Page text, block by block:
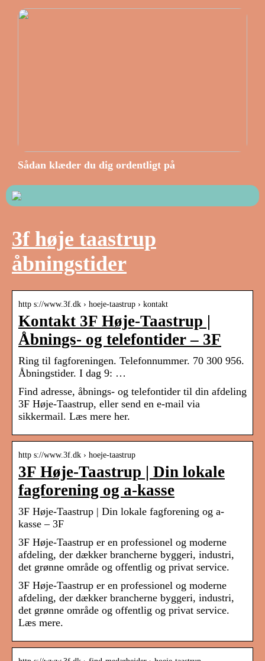
Sådan klæder du dig ordentligt på
3f høje taastrup
åbningstider
http s://www.3f.dk › hoeje-taastrup › kontakt
Kontakt 3F Høje-Taastrup |
Åbnings- og telefontider – 3F
Ring til fagforeningen. Telefonnummer. 70 300 956.
Åbningstider. I dag 9: …
Find adresse, åbnings- og telefontider til din afdeling
3F Høje-Taastrup, eller send en e-mail via
sikkermail. Læs mere her.
http s://www.3f.dk › hoeje-taastrup
3F Høje-Taastrup | Din lokale
fagforening og a-kasse
3F Høje-Taastrup | Din lokale fagforening og a-
kasse – 3F
3F Høje-Taastrup er en professionel og moderne
afdeling, der dækker brancherne byggeri, industri,
det grønne område og offentlig og privat service.
3F Høje-Taastrup er en professionel og moderne
afdeling, der dækker brancherne byggeri, industri,
det grønne område og offentlig og privat service.
Læs mere.